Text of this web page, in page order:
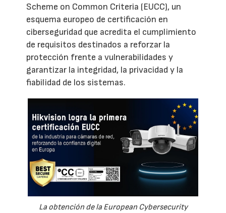
Scheme on Common Criteria (EUCC), un
esquema europeo de certificación en
ciberseguridad que acredita el cumplimiento
de requisitos destinados a reforzar la
protección frente a vulnerabilidades y
garantizar la integridad, la privacidad y la
fiabilidad de los sistemas.
La obtención de la European Cybersecurity